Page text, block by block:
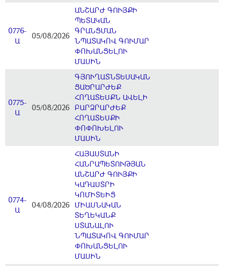
0776-
Ա
05/08/2026
ԱՆՇԱՐԺ ԳՈՒՅՔԻ
ՊԵՏԱԿԱՆ
ԳՐԱՆՑՄԱՆ
ՆՊԱՏԱԿՈՎ ԳՈՒՄԱՐ
ՓՈԽԱՆՑԵԼՈՒ
ՄԱՍԻՆ
0775-
Ա
05/08/2026
ԳՅՈՒՂԱՏՆՏԵՍԱԿԱՆ
ՑԱԾՐԱՐԺԵՔ
ՀՈՂԱՏԵՍՔՆ ԱՎԵԼԻ
ԲԱՐՁՐԱՐԺԵՔ
ՀՈՂԱՏԵՍՔԻ
ՓՈՓՈԽԵԼՈՒ
ՄԱՍԻՆ
0774-
Ա
04/08/2026
ՀԱՅԱՍՏԱՆԻ
ՀԱՆՐԱՊԵՏՈՒԹՅԱՆ
ԱՆՇԱՐԺ ԳՈՒՅՔԻ
ԿԱԴԱՍՏՐԻ
ԿՈՄԻՏԵԻՑ
ՄԻԱՍՆԱԿԱՆ
ՏԵՂԵԿԱՆՔ
ՍՏԱՆԱԼՈՒ
ՆՊԱՏԱԿՈՎ ԳՈՒՄԱՐ
ՓՈԽԱՆՑԵԼՈՒ
ՄԱՍԻՆ